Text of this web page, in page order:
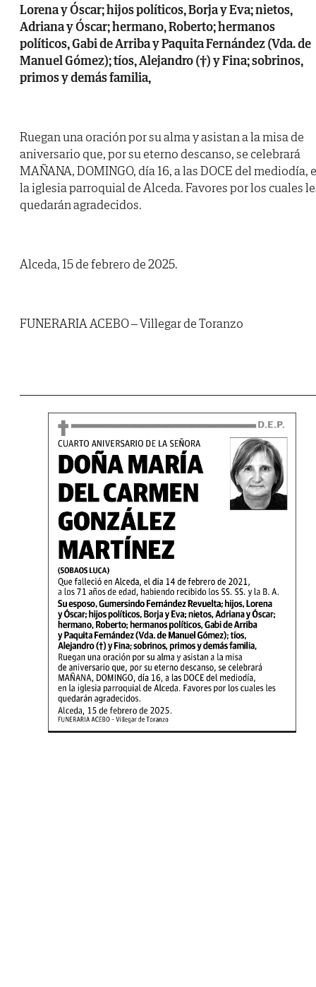
Lorena y Óscar; hijos políticos, Borja y Eva; nietos,
Adriana y Óscar; hermano, Roberto; hermanos
políticos, Gabi de Arriba y Paquita Fernández (Vda. de
Manuel Gómez); tíos, Alejandro (†) y Fina; sobrinos,
primos y demás familia,
Ruegan una oración por su alma y asistan a la misa de
aniversario que, por su eterno descanso, se celebrará
MAÑANA, DOMINGO, día 16, a las DOCE del mediodía,
la iglesia parroquial de Alceda. Favores por los cuales
quedarán agradecidos.
Alceda, 15 de febrero de 2025.
FUNERARIA ACEBO – Villegar de Toranzo